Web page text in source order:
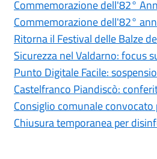
Commemorazione dell'82°
Commemorazione dell'82°
Ritorna il Festival delle Balze
Sicurezza nel Valdarno: focus
Punto Digitale Facile:
Castelfranco Piandiscò:
Consiglio comunale
Chiusura temporanea per